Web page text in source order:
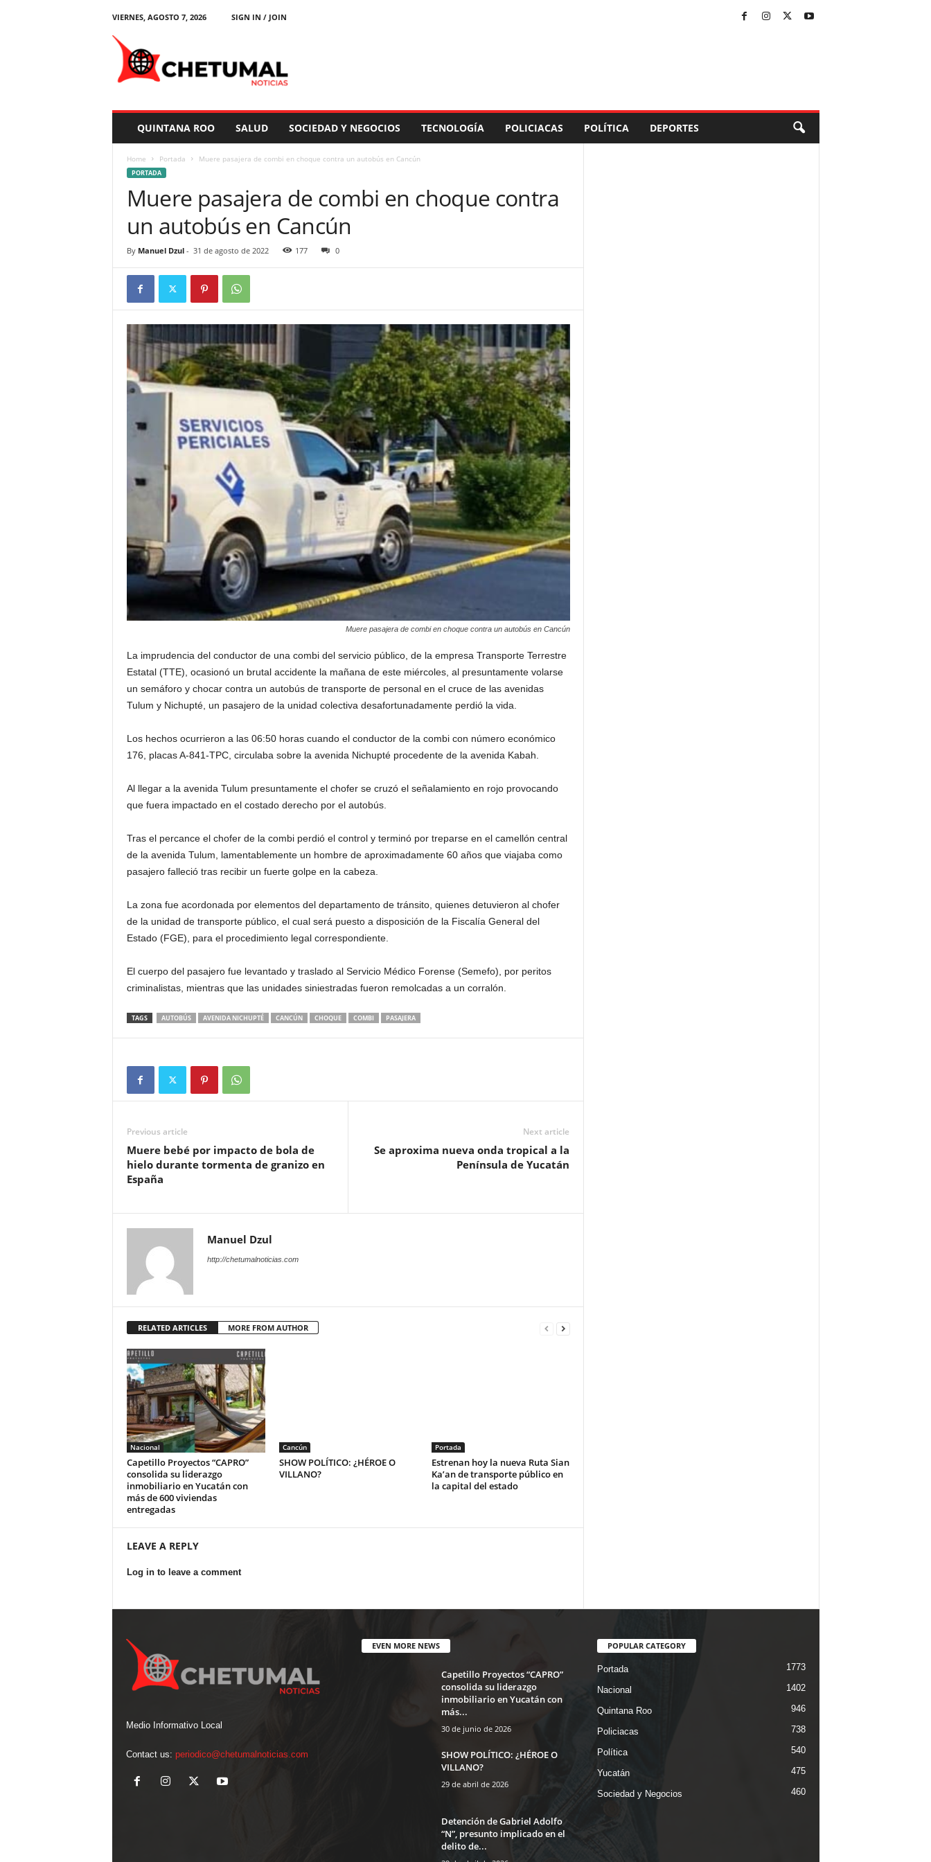
VIERNES, AGOSTO 7, 2026
SIGN IN / JOIN
QUINTANA ROO SALUD SOCIEDAD Y NEGOCIOS TECNOLOGÍA POLICIACAS POLÍTICA DEPORTES
Home Portada Muere pasajera de combi en choque contra un autobús en Cancún
PORTADA
Muere pasajera de combi en choque contra
un autobús en Cancún
By Manuel Dzul- 31 de agosto de 2022 177 0
Muere pasajera de combi en choque contra un autobús en Cancún
La imprudencia del conductor de una combi del servicio público, de la empresa Transporte Terrestre
Estatal (TTE), ocasionó un brutal accidente la mañana de este miércoles, al presuntamente volarse
un semáforo y chocar contra un autobús de transporte de personal en el cruce de las avenidas
Tulum y Nichupté, un pasajero de la unidad colectiva desafortunadamente perdió la vida.
Los hechos ocurrieron a las 06:50 horas cuando el conductor de la combi con número económico
176, placas A-841-TPC, circulaba sobre la avenida Nichupté procedente de la avenida Kabah.
Al llegar a la avenida Tulum presuntamente el chofer se cruzó el señalamiento en rojo provocando
que fuera impactado en el costado derecho por el autobús.
Tras el percance el chofer de la combi perdió el control y terminó por treparse en el camellón central
de la avenida Tulum, lamentablemente un hombre de aproximadamente 60 años que viajaba como
pasajero falleció tras recibir un fuerte golpe en la cabeza.
La zona fue acordonada por elementos del departamento de tránsito, quienes detuvieron al chofer
de la unidad de transporte público, el cual será puesto a disposición de la Fiscalía General del
Estado (FGE), para el procedimiento legal correspondiente.
El cuerpo del pasajero fue levantado y traslado al Servicio Médico Forense (Semefo), por peritos
criminalistas, mientras que las unidades siniestradas fueron remolcadas a un corralón.
TAGS AUTOBÚS AVENIDA NICHUPTÉ CANCÚN CHOQUE COMBI PASAJERA
Previous article
Muere bebé por impacto de bola de
hielo durante tormenta de granizo en
España
Next article
Se aproxima nueva onda tropical a la
Península de Yucatán
Manuel Dzul
http://chetumalnoticias.com
RELATED ARTICLES MORE FROM AUTHOR
Nacional
Capetillo Proyectos “CAPRO”
consolida su liderazgo
inmobiliario en Yucatán con
más de 600 viviendas
entregadas
Cancún
SHOW POLÍTICO: ¿HÉROE O
VILLANO?
Portada
Estrenan hoy la nueva Ruta Sian
Ka’an de transporte público en
la capital del estado
LEAVE A REPLY
Log in to leave a comment
Medio Informativo Local
Contact us: periodico@chetumalnoticias.com
EVEN MORE NEWS
Capetillo Proyectos “CAPRO”
consolida su liderazgo
inmobiliario en Yucatán con
más...
30 de junio de 2026
SHOW POLÍTICO: ¿HÉROE O
VILLANO?
29 de abril de 2026
Detención de Gabriel Adolfo
“N”, presunto implicado en el
delito de...
POPULAR CATEGORY
Portada 1773
Nacional 1402
Quintana Roo 946
Policiacas 738
Política 540
Yucatán 475
Sociedad y Negocios 460